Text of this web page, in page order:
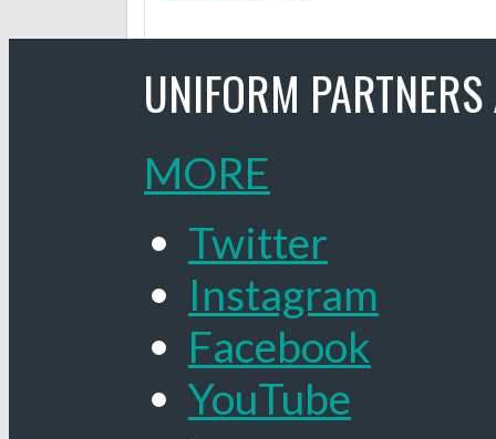
UNIFORM
MORE
Twitter
Instagram
Facebook
YouTube